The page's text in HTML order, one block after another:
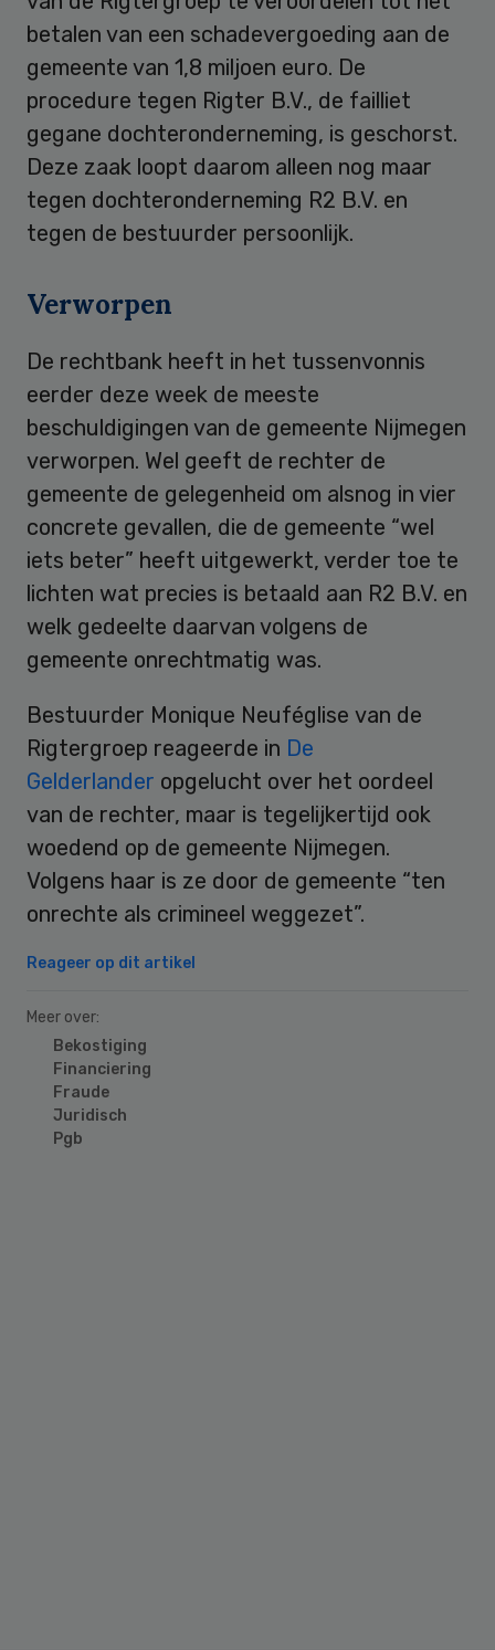
betalen van een schadevergoeding aan de
gemeente van 1,8 miljoen euro. De
procedure tegen Rigter B.V., de failliet
gegane dochteronderneming, is geschorst.
Deze zaak loopt daarom alleen nog maar
tegen dochteronderneming R2 B.V. en
tegen de bestuurder persoonlijk.
Verworpen
De rechtbank heeft in het tussenvonnis
eerder deze week de meeste
beschuldigingen van de gemeente Nijmegen
verworpen. Wel geeft de rechter de
gemeente de gelegenheid om alsnog in vier
concrete gevallen, die de gemeente “wel
iets beter” heeft uitgewerkt, verder toe te
lichten wat precies is betaald aan R2 B.V. en
welk gedeelte daarvan volgens de
gemeente onrechtmatig was.
Bestuurder Monique Neuféglise van de
Rigtergroep reageerde in De
Gelderlander opgelucht over het oordeel
van de rechter, maar is tegelijkertijd ook
woedend op de gemeente Nijmegen.
Volgens haar is ze door de gemeente “ten
onrechte als crimineel weggezet”.
Reageer op dit artikel
Meer over:
Bekostiging
Financiering
Fraude
Juridisch
Pgb